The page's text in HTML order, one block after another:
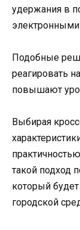
удержания в
Подобные
реагировать
повышают
Выбирая
такой подход
который
городской